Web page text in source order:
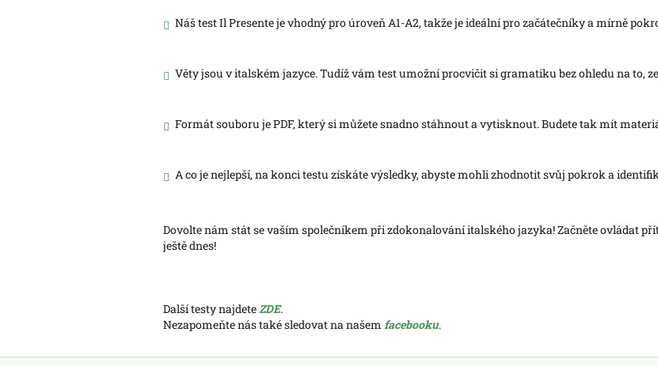
Náš test Il Presente je vhodný pro úroveň A1-A2, takže je ideální pro začátečníky a mírně
Věty jsou v italském jazyce. Tudíž vám test umožní procvičit si gramatiku bez ohledu na to,
Formát souboru je PDF, který si můžete snadno stáhnout a vytisknout. Budete tak mít
A co je nejlepší, na konci testu získáte výsledky, abyste mohli zhodnotit svůj pokrok a
Dovolte nám stát se vaším společníkem při zdokonalování italského jazyka! Začněte ovládat
ještě dnes!
Další testy najdeteZDE.
Nezapomeňte nás také sledovat na našem facebooku.